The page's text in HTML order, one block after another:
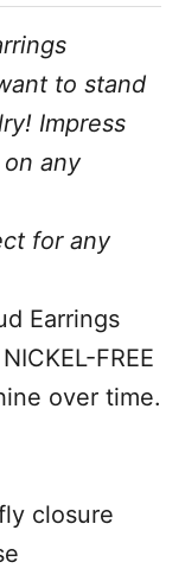
to stand
Impress
any
for any
Earrings
FREE
over time.
closure